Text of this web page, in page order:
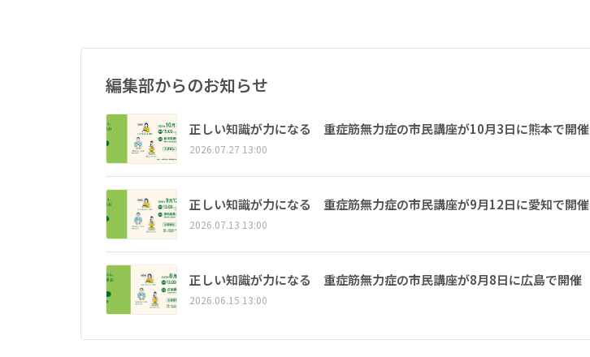
編集部からのお知らせ
正しい知識が力になる 重症筋無力症の市民講座が10月3日に熊本で開催
2026.07.27 13:00
正しい知識が力になる 重症筋無力症の市民講座が9月12日に愛知で開催
2026.07.13 13:00
正しい知識が力になる 重症筋無力症の市民講座が8月8日に広島で開催
2026.06.15 13:00